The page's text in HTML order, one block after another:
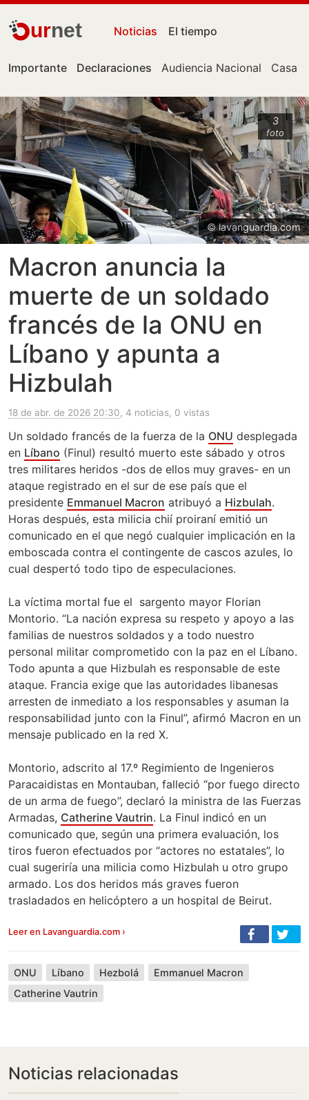
urnet Noticias El tiempo
Importante Declaraciones Audiencia Nacional Casa
3
foto
© lavanguardia.com
Macron anuncia la
muerte de un soldado
francés de la ONU en
Líbano y apunta a
Hizbulah
18 de abr. de 2026 20:30, 4 noticias, 0 vistas
Un soldado francés de la fuerza de la ONU desplegada
en Líbano (Finul) resultó muerto este sábado y otros
tres militares heridos -dos de ellos muy graves- en un
ataque registrado en el sur de ese país que el
presidente Emmanuel Macron atribuyó a Hizbulah.
Horas después, esta milicia chií proiraní emitió un
comunicado en el que negó cualquier implicación en la
emboscada contra el contingente de cascos azules, lo
cual despertó todo tipo de especulaciones.
La víctima mortal fue el sargento mayor Florian
Montorio. “La nación expresa su respeto y apoyo a las
familias de nuestros soldados y a todo nuestro
personal militar comprometido con la paz en el Líbano.
Todo apunta a que Hizbulah es responsable de este
ataque. Francia exige que las autoridades libanesas
arresten de inmediato a los responsables y asuman la
responsabilidad junto con la Finul”, afirmó Macron en un
mensaje publicado en la red X.
Montorio, adscrito al 17.º Regimiento de Ingenieros
Paracaidistas en Montauban, falleció “por fuego directo
de un arma de fuego”, declaró la ministra de las Fuerzas
Armadas, Catherine Vautrin. La Finul indicó en un
comunicado que, según una primera evaluación, los
tiros fueron efectuados por “actores no estatales”, lo
cual sugeriría una milicia como Hizbulah u otro grupo
armado. Los dos heridos más graves fueron
trasladados en helicóptero a un hospital de Beirut.
Leer en Lavanguardia.com ›
ONU Líbano Hezbolá
Emmanuel Macron
Catherine Vautrin
Noticias relacionadas